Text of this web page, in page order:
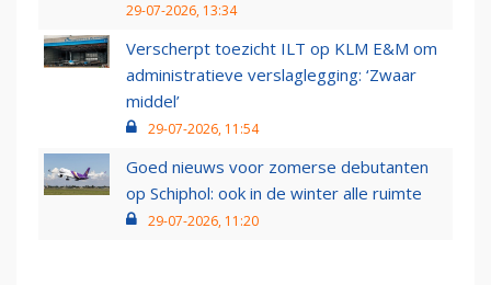
29-07-2026, 13:34
Verscherpt toezicht ILT op KLM E&M om
administratieve verslaglegging: ‘Zwaar
middel’
29-07-2026, 11:54
Goed nieuws voor zomerse debutanten
op Schiphol: ook in de winter alle ruimte
29-07-2026, 11:20